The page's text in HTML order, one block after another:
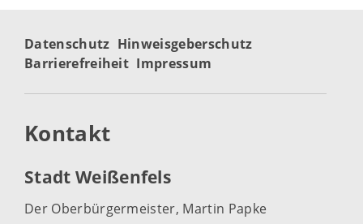
Datenschutz Hinweisgeberschutz
Barrierefreiheit Impressum
Kontakt
Stadt Weißenfels
Der Oberbürgermeister, Martin Papke